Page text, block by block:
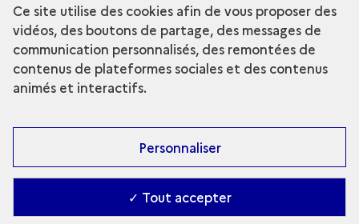
Médiathèque
Glossaire
Archives
Crédits
Ce site utilise des cookies afin de vous proposer des
vidéos, des boutons de partage, des messages de
communication personnalisés, des remontées de
contenus de plateformes sociales et des contenus
animés et interactifs.
Personnaliser
✓ Tout accepter